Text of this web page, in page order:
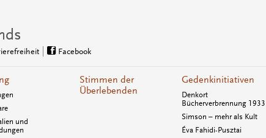
Facebook
und
Stimmen der
Überlebenden
Gedenkinitiativen
Denkort
Bücherverbrennung 1933
Simson – mehr als Kult
Éva Fahidi-Pusztai